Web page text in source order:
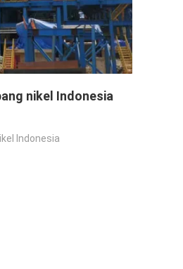
nikel Indonesia
Indonesia